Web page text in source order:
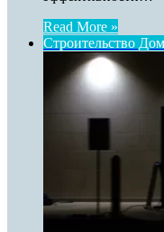
Read More »
Строительство